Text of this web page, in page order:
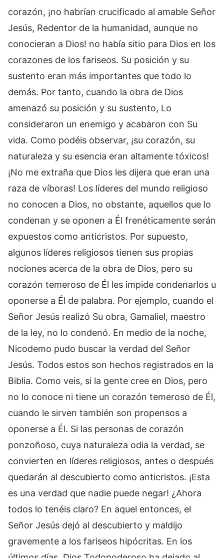
corazón, ¡no habrían crucificado al amable Señor
Jesús, Redentor de la humanidad, aunque no
conocieran a Dios! no había sitio para Dios en los
corazones de los fariseos. Su posición y su
sustento eran más importantes que todo lo
demás. Por tanto, cuando la obra de Dios
amenazó su posición y su sustento, Lo
consideraron un enemigo y acabaron con Su
vida. Como podéis observar, ¡su corazón, su
naturaleza y su esencia eran altamente tóxicos!
¡No me extraña que Dios les dijera que eran una
raza de víboras! Los líderes del mundo religioso
no conocen a Dios, no obstante, aquellos que lo
condenan y se oponen a Él frenéticamente serán
expuestos como anticristos. Por supuesto,
algunos líderes religiosos tienen sus propias
nociones acerca de la obra de Dios, pero su
corazón temeroso de Él les impide condenarlos u
oponerse a Él de palabra. Por ejemplo, cuando el
Señor Jesús realizó Su obra, Gamaliel, maestro
de la ley, no lo condenó. En medio de la noche,
Nicodemo pudo buscar la verdad del Señor
Jesús. Todos estos son hechos registrados en la
Biblia. Como veis, si la gente cree en Dios, pero
no lo conoce ni tiene un corazón temeroso de Él,
cuando le sirven también son propensos a
oponerse a Él. Si las personas de corazón
ponzoñoso, cuya naturaleza odia la verdad, se
convierten en líderes religiosos, antes o después
quedarán al descubierto como anticristos. ¡Esta
es una verdad que nadie puede negar! ¿Ahora
todos lo tenéis claro? En aquel entonces, el
Señor Jesús dejó al descubierto y maldijo
gravemente a los fariseos hipócritas. En los